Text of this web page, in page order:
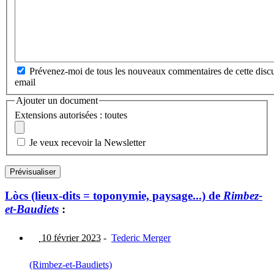
Prévenez-moi de tous les nouveaux commentaires de cette
email
Ajouter un document
Extensions autorisées : toutes
Je veux recevoir la Newsletter
Lòcs (lieux-dits = toponymie, paysage...) de Rimbez-
et-Baudiets :
10 février 2023 - Tederic Merger
(Rimbez-et-Baudiets)